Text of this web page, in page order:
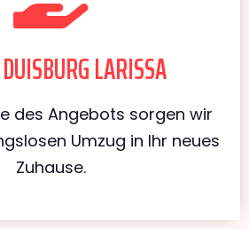
LARISSA
des Angebots sorgen wir
Umzug in Ihr neues
Zuhause.